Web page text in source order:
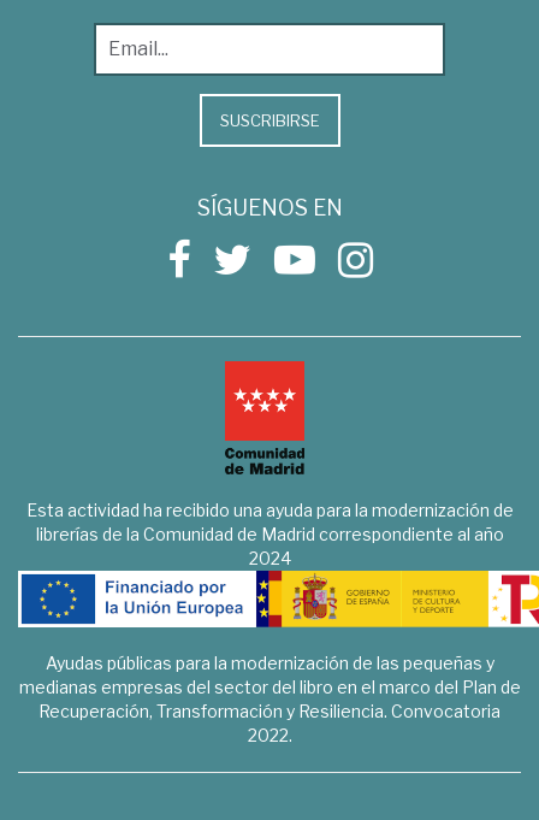
SUSCRIBIRSE
SÍGUENOS EN
Esta actividad ha recibido una ayuda para la modernización de
librerías de la Comunidad de Madrid correspondiente al año
2024
Ayudas públicas para la modernización de las pequeñas y
medianas empresas del sector del libro en el marco del Plan de
Recuperación, Transformación y Resiliencia. Convocatoria
2022.